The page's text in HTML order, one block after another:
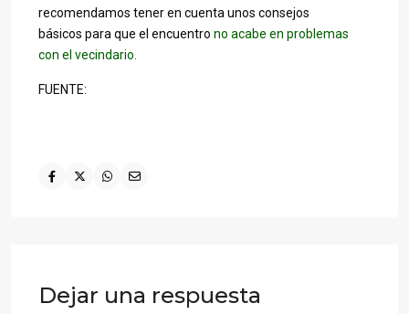
recomendamos tener en cuenta unos consejos
básicos para que el encuentro no acabe en problemas
con el vecindario.
FUENTE:
Dejar una respuesta